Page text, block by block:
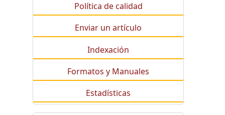
Política de calidad
Enviar un artículo
Indexación
Formatos y Manuales
Estadísticas